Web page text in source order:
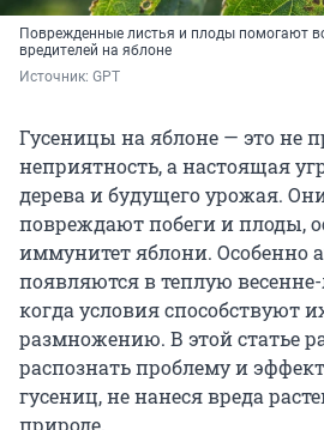
Поврежденные листья и плоды помогают
вредителей на яблоне
Источник: GPT
Гусеницы на яблоне — это не
неприятность, а настоящая
дерева и будущего урожая.
повреждают побеги и плоды,
иммунитет яблони. Особенно
появляются в теплую
когда условия способствуют
размножению. В этой статье
распознать проблему и
гусениц, не нанеся вреда
природе.